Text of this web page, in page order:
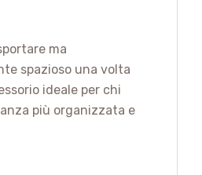
ma
spazioso una volta
ideale per chi
più organizzata e